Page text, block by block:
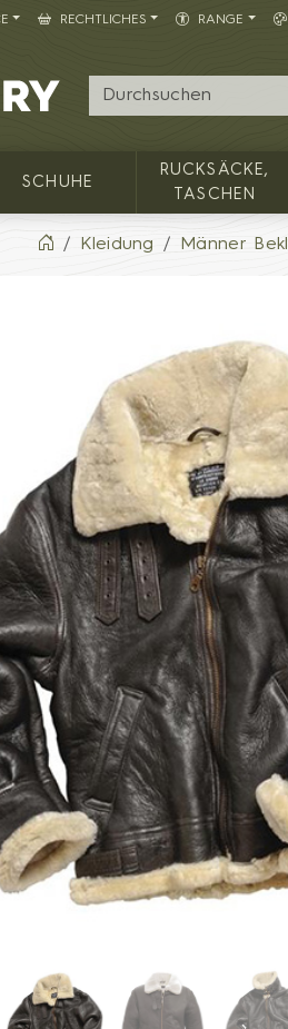
RECHTLICHES RANGE
MILITARY RANGE
SCHUHE
RUCKSÄCKE,
TASCHEN
Kleidung Männer